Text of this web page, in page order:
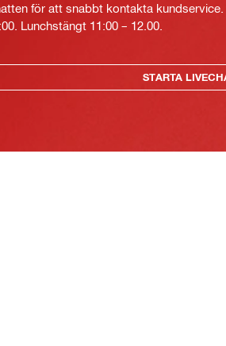
för att snabbt kontakta
Lunchstängt 11:00 – 12.00.
STARTA